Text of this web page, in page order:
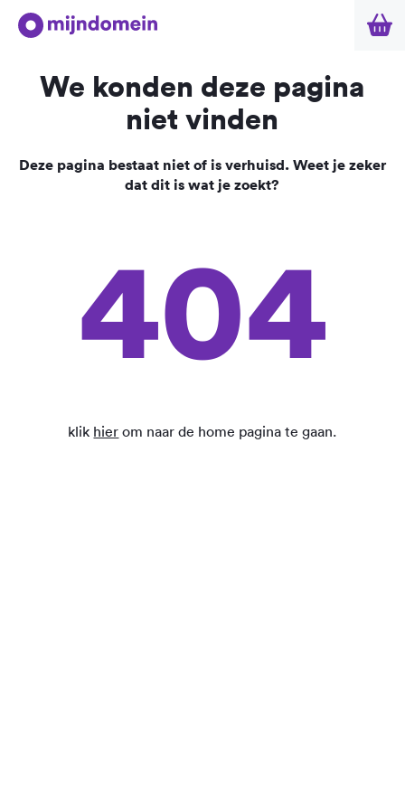
We konden deze pagina
niet vinden
Deze pagina bestaat niet of is verhuisd. Weet je zeker
dat dit is wat je zoekt?
404
klik hier om naar de home pagina te gaan.